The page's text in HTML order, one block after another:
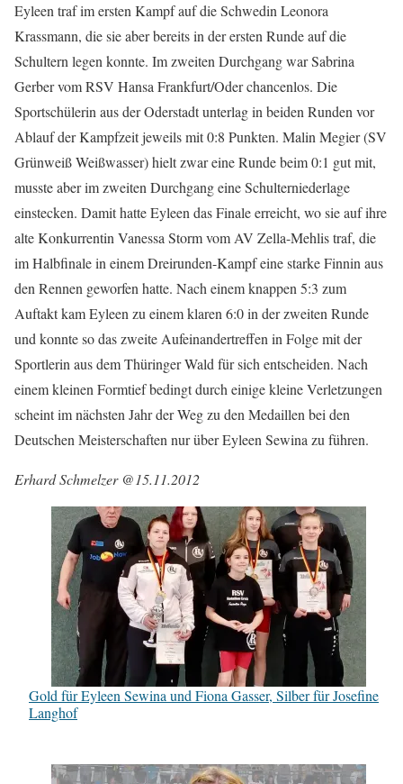
Eyleen traf im ersten Kampf auf die Schwedin Leonora
Krassmann, die sie aber bereits in der ersten Runde auf die
Schultern legen konnte. Im zweiten Durchgang war Sabrina
Gerber vom RSV Hansa Frankfurt/Oder chancenlos. Die
Sportschülerin aus der Oderstadt unterlag in beiden Runden vor
Ablauf der Kampfzeit jeweils mit 0:8 Punkten. Malin Megier (SV
Grünweiß Weißwasser) hielt zwar eine Runde beim 0:1 gut mit,
musste aber im zweiten Durchgang eine Schulterniederlage
einstecken. Damit hatte Eyleen das Finale erreicht, wo sie auf ihre
alte Konkurrentin Vanessa Storm vom AV Zella-Mehlis traf, die
im Halbfinale in einem Dreirunden-Kampf eine starke Finnin aus
den Rennen geworfen hatte. Nach einem knappen 5:3 zum
Auftakt kam Eyleen zu einem klaren 6:0 in der zweiten Runde
und konnte so das zweite Aufeinandertreffen in Folge mit der
Sportlerin aus dem Thüringer Wald für sich entscheiden. Nach
einem kleinen Formtief bedingt durch einige kleine Verletzungen
scheint im nächsten Jahr der Weg zu den Medaillen bei den
Deutschen Meisterschaften nur über Eyleen Sewina zu führen.
Erhard Schmelzer @15.11.2012
Gold für Eyleen Sewina und Fiona Gasser, Silber für Josefine
Langhof